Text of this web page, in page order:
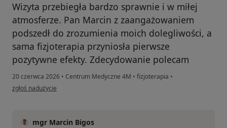
Wizyta przebiegła bardzo sprawnie i w miłej
atmosferze. Pan Marcin z zaangażowaniem
podszedł do zrozumienia moich dolegliwości, a
sama fizjoterapia przyniosła pierwsze
pozytywne efekty. Zdecydowanie polecam
20 czerwca 2026 • Centrum Medyczne 4M • fizjoterapia •
w opinii użytkownika Kamil
zgłoś nadużycie
mgr Marcin Bigos